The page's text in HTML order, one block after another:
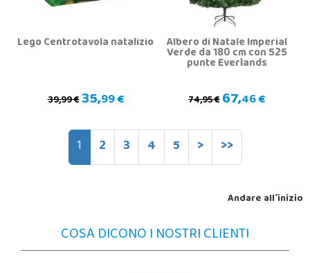
Lego Centrotavola natalizio
39,99 €35,99 €
Albero di Natale Imperial
Verde da 180 cm con 525
punte Everlands
74,95 €67,46 €
1 2 3 4 5 > >>
Andare all´inizio
COSA DICONO I NOSTRI CLIENTI